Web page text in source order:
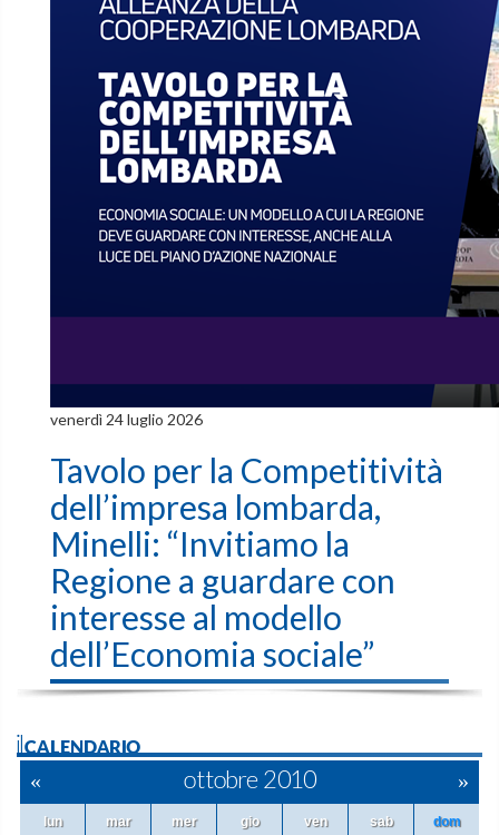
venerdì 24 luglio 2026
Tavolo per la Competitività
dell’impresa lombarda,
Minelli: “Invitiamo la
Regione a guardare con
interesse al modello
dell’Economia sociale”
ilCALENDARIO
« ottobre 2010 »
lun mar mer gio ven sab dom